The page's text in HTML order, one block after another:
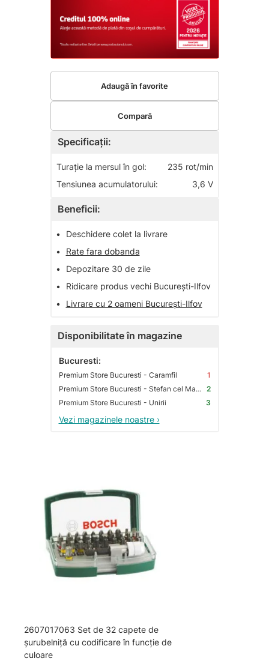
Specificații:
Turaţie la mersul în gol:
235 rot/min
Tensiunea acumulatorului:
3,6 V
Beneficii:
•
Deschidere colet la livrare
•
Rate fara dobanda
•
Depozitare 30 de zile
•
Ridicare produs vechi București-Ilfov
•
Livrare cu 2 oameni București-Ilfov
Disponibilitate în magazine
Bucuresti:
Premium Store Bucuresti - Caramfil
1
Premium Store Bucuresti - Stefan cel Mare 2
Premium Store Bucuresti - Unirii
3
Vezi magazinele noastre ›
Adaugă în favorite
Compară
2607017063 Set de 32 capete de
şurubelniţă cu codificare în funcţie de
culoare